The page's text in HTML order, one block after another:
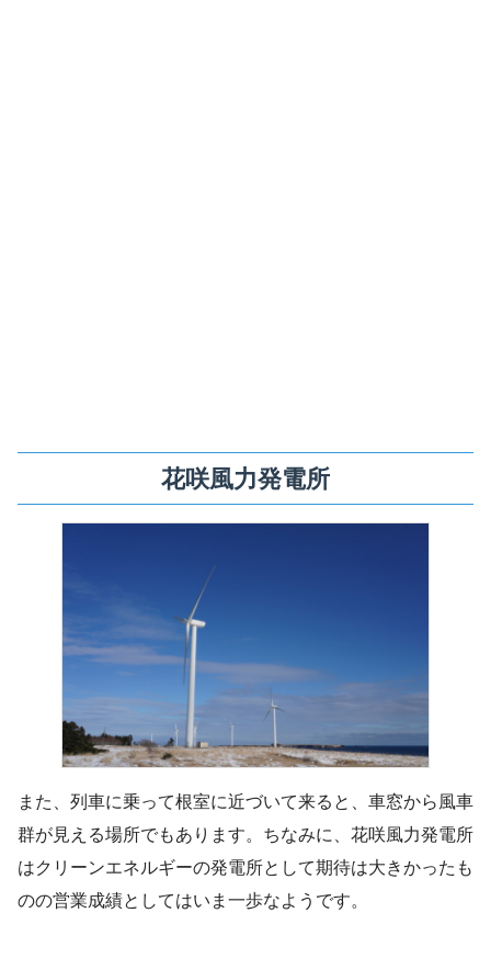
花咲風力発電所
また、列車に乗って根室に近づいて来ると、車窓から風車
群が見える場所でもあります。ちなみに、花咲風力発電所
はクリーンエネルギーの発電所として期待は大きかったも
のの営業成績としてはいま一歩なようです。